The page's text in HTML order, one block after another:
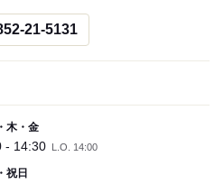
21-5131
木・金
- 14:30 L.O. 14:00
祝日